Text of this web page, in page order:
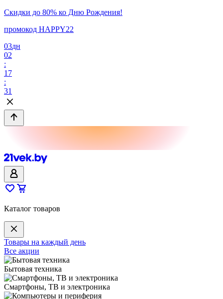
Скидки до 80% ко Дню Рождения!
промокод HAPPY22
03дн
02
:
17
:
31
Каталог товаров
Товары на каждый день
Все акции
Бытовая техника
Смартфоны, ТВ и электроника